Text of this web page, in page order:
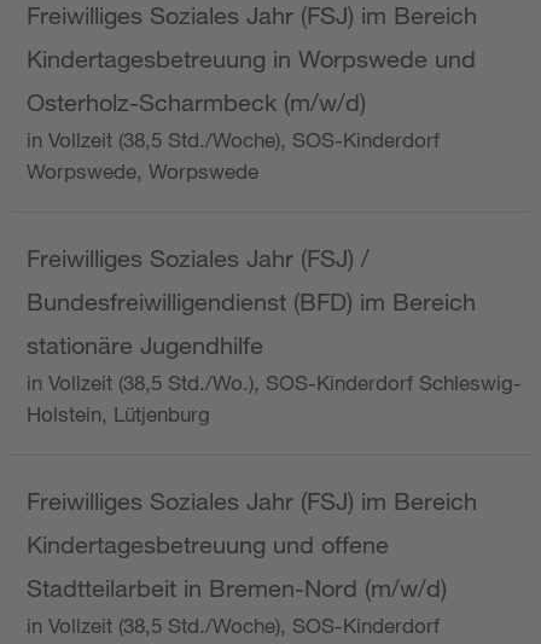
Freiwilliges Soziales Jahr (FSJ) im Bereich
Kindertagesbetreuung in Worpswede und
Osterholz-Scharmbeck (m/w/d)
in Vollzeit (38,5 Std./Woche), SOS-Kinderdorf
Worpswede, Worpswede
Freiwilliges Soziales Jahr (FSJ) /
Bundesfreiwilligendienst (BFD) im Bereich
stationäre Jugendhilfe
in Vollzeit (38,5 Std./Wo.), SOS-Kinderdorf Schleswig-
Holstein, Lütjenburg
Freiwilliges Soziales Jahr (FSJ) im Bereich
Kindertagesbetreuung und offene
Stadtteilarbeit in Bremen-Nord (m/w/d)
in Vollzeit (38,5 Std./Woche), SOS-Kinderdorf